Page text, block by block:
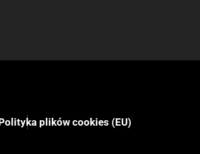
plików cookies (EU)